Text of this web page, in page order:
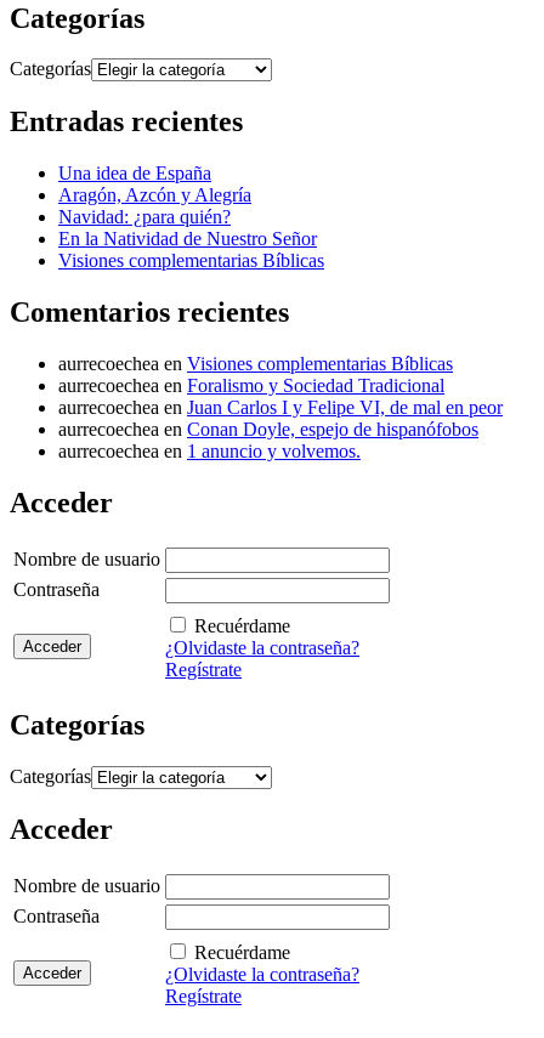
Categorías
Categorías
Entradas recientes
Una idea de España
Aragón, Azcón y Alegría
Navidad: ¿para quién?
En la Natividad de Nuestro Señor
Visiones complementarias Bíblicas
Comentarios recientes
aurrecoechea en Visiones complementarias Bíblicas
aurrecoechea en Foralismo y Sociedad Tradicional
aurrecoechea en Juan Carlos I y Felipe VI, de mal en peor
aurrecoechea en Conan Doyle, espejo de hispanófobos
aurrecoechea en 1 anuncio y volvemos.
Acceder
Nombre de usuario
Contraseña
Recuérdame
¿Olvidaste la contraseña?
Regístrate
Categorías
Categorías
Acceder
Nombre de usuario
Contraseña
Recuérdame
¿Olvidaste la contraseña?
Regístrate